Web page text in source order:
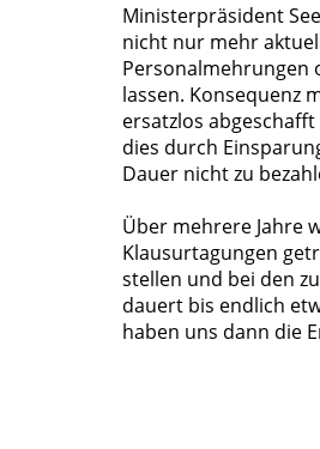
Ministerpräsident
nicht nur mehr
Personalmehrungen
lassen. Konsequenz
ersatzlos
dies durch
Dauer nicht zu
Über mehrere Jahre
Klausurtagungen
stellen und bei den
dauert bis endlich
haben uns dann die